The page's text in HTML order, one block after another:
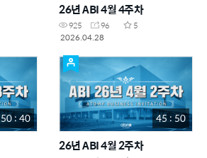
26년 ABI 4월 4주차
925 96
5
2026.04.28
50 : 40 45 : 50
26년 ABI 4월 2주차